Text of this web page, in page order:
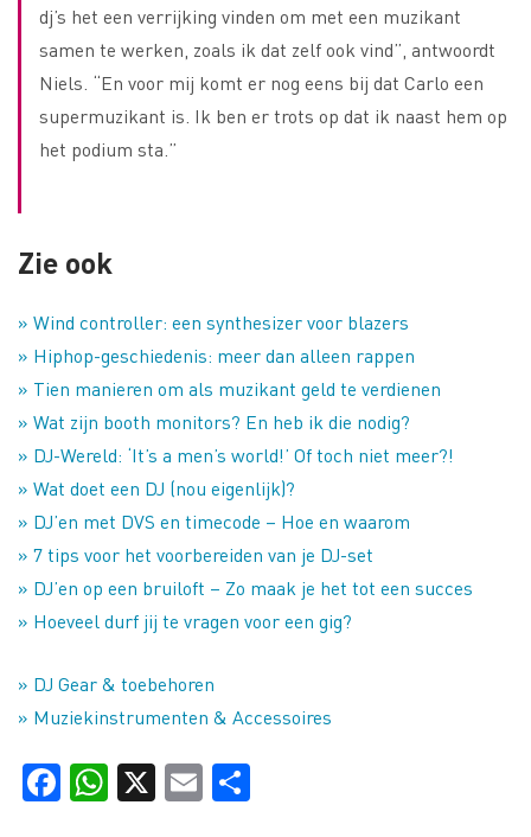
dj’s het een verrijking vinden om met een muzikant
samen te werken, zoals ik dat zelf ook vind”, antwoordt
Niels. “En voor mij komt er nog eens bij dat Carlo een
supermuzikant is. Ik ben er trots op dat ik naast hem op
het podium sta.”
Zie ook
» Wind controller: een synthesizer voor blazers
» Hiphop-geschiedenis: meer dan alleen rappen
» Tien manieren om als muzikant geld te verdienen
» Wat zijn booth monitors? En heb ik die nodig?
» DJ-Wereld: ‘It’s a men’s world!’ Of toch niet meer?!
» Wat doet een DJ (nou eigenlijk)?
» DJ’en met DVS en timecode – Hoe en waarom
» 7 tips voor het voorbereiden van je DJ-set
» DJ’en op een bruiloft – Zo maak je het tot een succes
» Hoeveel durf jij te vragen voor een gig?
» DJ Gear & toebehoren
» Muziekinstrumenten & Accessoires
FacebookWhatsApp Email